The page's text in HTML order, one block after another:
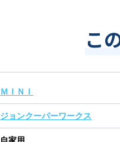
こ
ＭＩＮＩ
ジョンクーパーワークス